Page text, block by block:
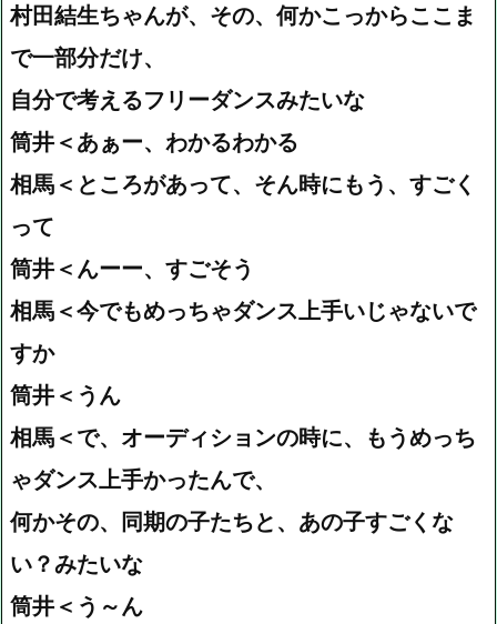
村田結生ちゃんが、その、何かこっからここま
で一部分だけ、
自分で考えるフリーダンスみたいな
筒井＜あぁー、わかるわかる
相馬＜ところがあって、そん時にもう、すごく
って
筒井＜んーー、すごそう
相馬＜今でもめっちゃダンス上手いじゃないで
すか
筒井＜うん
相馬＜で、オーディションの時に、もうめっち
ゃダンス上手かったんで、
何かその、同期の子たちと、あの子すごくな
い？みたいな
筒井＜う～ん